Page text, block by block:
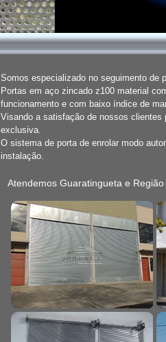
Somos especializado no seguimento de
Portas em aço zincado z100 material
funcionamento e com baixo índice de
Visando a satisfação de nossos clientes
exclusiva.
O sistema de porta de enrolar modo
instalação.
Atendemos Guaratingueta e Região